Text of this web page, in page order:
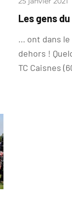
Les gens
… ont dans le
dehors !
TC Caisnes